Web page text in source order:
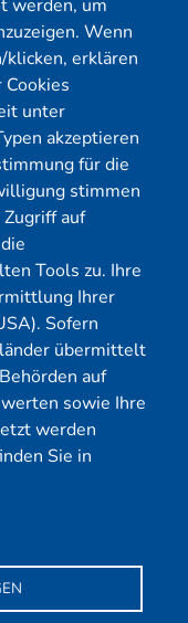
werden, um
Wenn
klicken, erklären
unter
akzeptieren
für die
stimmen
auf
Tools zu. Ihre
Ihrer
Sofern
übermittelt
auf
sowie Ihre
werden
Sie in